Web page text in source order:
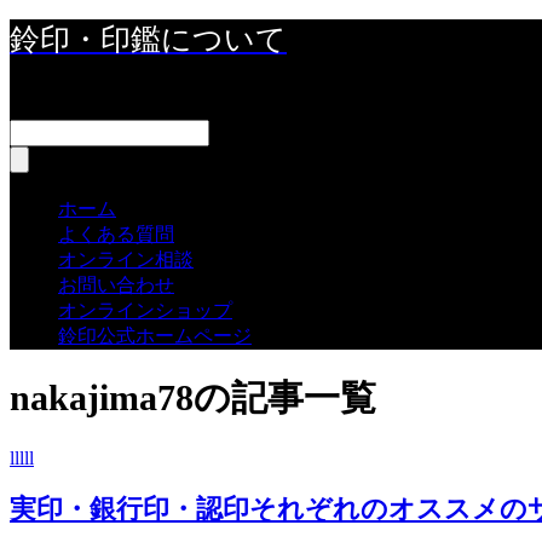
鈴印・印鑑について
ホーム
よくある質問
オンライン相談
お問い合わせ
オンラインショップ
鈴印公式ホームページ
nakajima78の記事一覧
lllll
実印・銀行印・認印それぞれのオススメの